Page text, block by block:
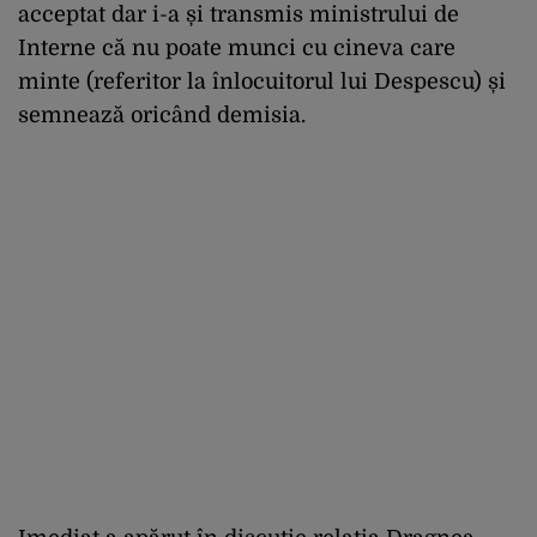
acceptat dar i-a și transmis ministrului de
Interne că nu poate munci cu cineva care
minte (referitor la înlocuitorul lui Despescu) și
semnează oricând demisia.